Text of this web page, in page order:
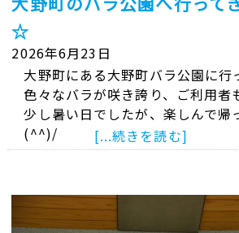
☆
2026年6月23日
大野町にある大野町バラ公園に行
色々なバラが咲き誇り、ご利用者
少し暑い日でしたが、楽しんで帰
(^^)/ [...続きを読む]